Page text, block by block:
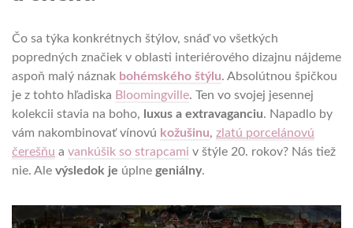
Čo sa týka konkrétnych štýlov, snáď vo všetkých
popredných značiek v oblasti interiérového dizajnu nájdeme
aspoň malý náznak bohémského štýlu. Absolútnou špičkou
je z tohto hľadiska Bloomingville. Ten vo svojej jesennej
kolekcii stavia na boho,
luxus a extravaganciu. Napadlo by
vám nakombinovať vínovú kožušinu, zlatú porcelánovú
čerešňu a vankúšik so strapcami v štýle 20. rokov? Nás tiež
nie. Ale výsledok je úplne geniálny.